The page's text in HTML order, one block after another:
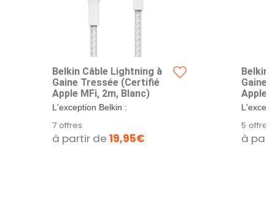
Belkin Câble Lightning à
Gaine Tressée (Certifié
Apple MFi, 2m, Blanc)
L'exception Belkin :
innovation depuis plus...
7 offres
à partir de 19,95€
Belkin
Gaine
Apple
5 offres
à